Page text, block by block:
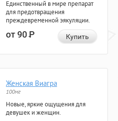
Единственный в мире препарат
для предотвращения
преждевременной эякуляции.
от 90Р Купить
Женская Виагра
100мг
Новые, яркие ощущения для
девушек и женщин.